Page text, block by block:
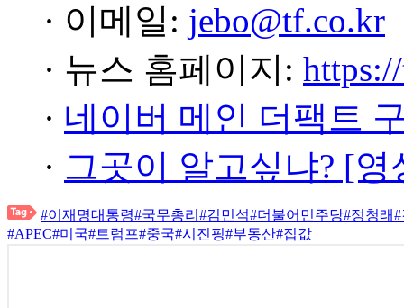
· 이메일: jebo@tf.co.kr
· 뉴스 홈페이지:
· 네이버 메인 더팩트
· 그곳이 알고싶냐? [
#이재명대통령#국무총리 #김민석#더불어민주당#정청래
#APEC#미국#트럼프#중국#시진핑#부동산#집값